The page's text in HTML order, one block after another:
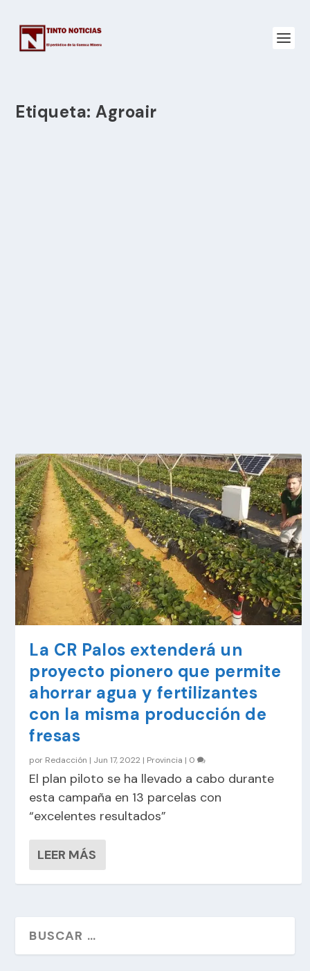
Etiqueta:Agroair
La CR Palos extenderá un
proyecto pionero que permite
ahorrar agua y fertilizantes
con la misma producción de
fresas
por Redacción | Jun 17, 2022 | Provincia | 0
El plan piloto se ha llevado a cabo durante
esta campaña en 13 parcelas con
“excelentes resultados”
LEER MÁS